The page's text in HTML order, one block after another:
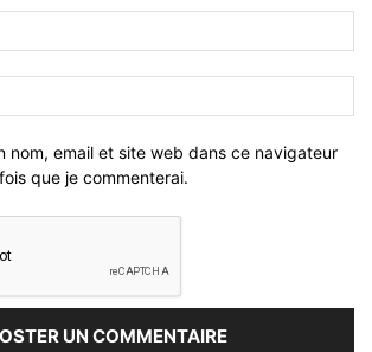
nom, email et site web dans ce navigateur
que je commenterai.